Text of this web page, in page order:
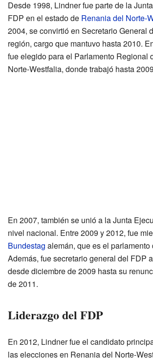
Desde 1998, Lindner fue parte de la
FDP en el estado de Renania del Norte-
2004, se convirtió en Secretario General
región, cargo que mantuvo hasta 2010.
fue elegido para el Parlamento Regional
Norte-Westfalia, donde trabajó hasta
En 2007, también se unió a la Junta
nivel nacional. Entre 2009 y 2012, fue
Bundestag alemán, que es el parlamento
Además, fue secretario general del FDP
desde diciembre de 2009 hasta su
de 2011.
Liderazgo del FDP
En 2012, Lindner fue el candidato
las elecciones en Renania del Norte-